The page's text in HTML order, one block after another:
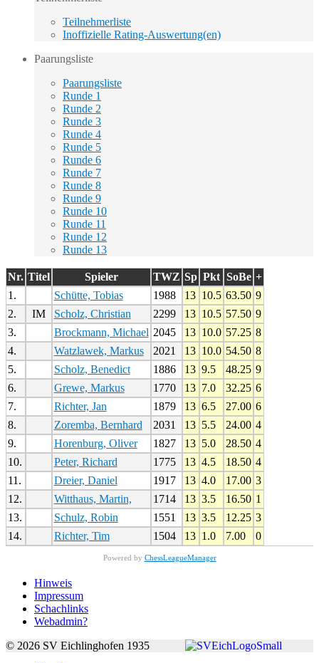
Teilnehmerliste
Inoffizielle Rating-Auswertung(en)
Paarungsliste
Paarungsliste
Runde 1
Runde 2
Runde 3
Runde 4
Runde 5
Runde 6
Runde 7
Runde 8
Runde 9
Runde 10
Runde 11
Runde 12
Runde 13
Nr. Titel Spieler TWZ Sp Pkt SoBe +
1.
Schütte, Tobias 1988 13 10.5 63.50 9
2.
IM Scholz, Christian 2299 13 10.5 57.50 9
3.
Brockmann, Michael 2045 13 10.0 57.25 8
4.
Watzlawek, Markus 2021 13 10.0 54.50 8
5.
Scholz, Benedict 1886 13 9.5 48.25 9
6.
Grewe, Markus 1770 13 7.0 32.25 6
7.
Richter, Jan 1879 13 6.5 27.00 6
8.
Zoremba, Bernhard 2031 13 5.5 24.00 4
9.
Horenburg, Oliver 1827 13 5.0 28.50 4
10.
Peter, Richard 1775 13 4.5 18.50 4
11.
Dreier, Daniel 1917 13 4.0 17.00 3
12.
Witthaus, Martin, 1714 13 3.5 16.50 1
13.
Schulz, Robin 1551 13 3.5 12.25 3
14.
Richter, Tim 1504 13 1.0 7.00 0
Powered by ChessLeagueManager
Hinweis
Impressum
Schachlinks
Webadmin?
© 2026 SV Eichlinghofen 1935